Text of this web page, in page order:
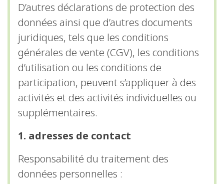
D’autres déclarations de protection des
données ainsi que d’autres documents
juridiques, tels que les conditions
générales de vente (CGV), les conditions
d’utilisation ou les conditions de
participation, peuvent s’appliquer à des
activités et des activités individuelles ou
supplémentaires.
1. adresses de contact
Responsabilité du traitement des
données personnelles :
Nécessaire
Ces cookies ne
sont pas
facultatifs. Ils
nécessaires au
fonctionnement
du site Web.